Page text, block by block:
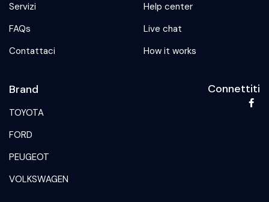
Servizi
FAQs
Contattaci
Help center
Live chat
How it works
Brand
TOYOTA
FORD
PEUGEOT
VOLKSWAGEN
Connettiti